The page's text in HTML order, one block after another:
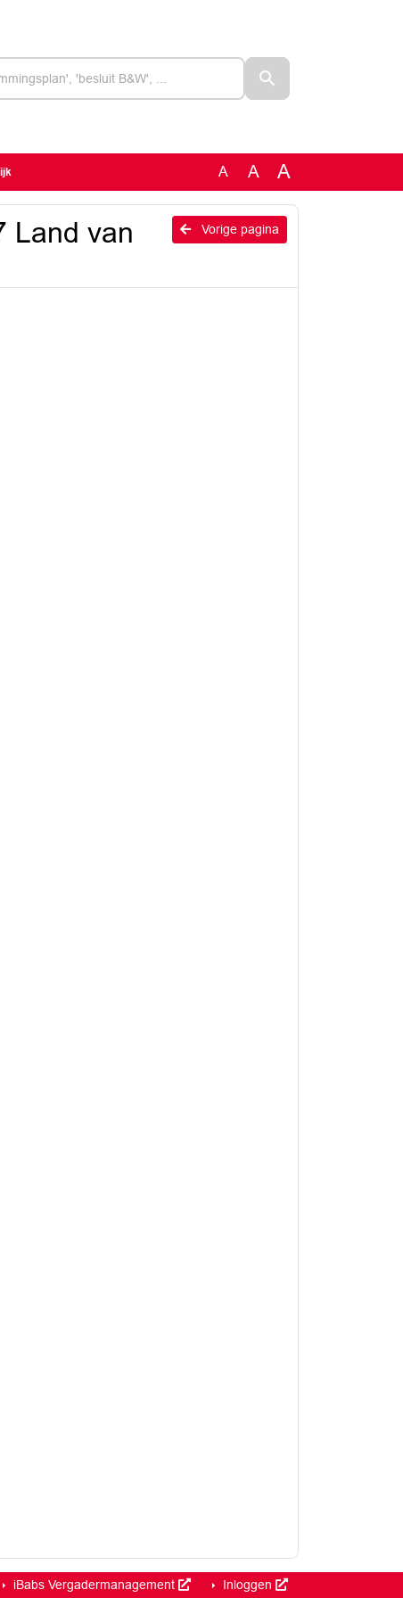
A A A
Vorige pagina
Land van
iBabs Vergadermanagement Inloggen